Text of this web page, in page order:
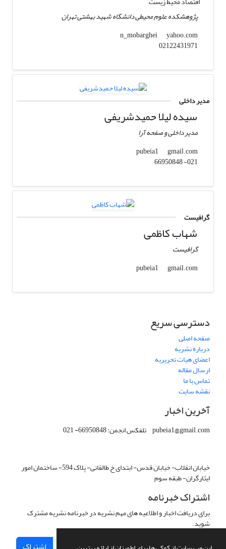
پژوهشکده علوم محیطی دانشگاه شهید بهشتی تهران
n_mobarghei
yahoo.com
مدیر داخلی
سیده لیلا حمیدشریفی
مدیر داخلی و صفحه آرا
pubeia1
gmail.com
گرافیست
شهاب کاظمی
گرافیست
pubeia1
gmail.com
دسترسی سریع
صفحه اصلی
درباره نشریه
اعضای هیات تحریریه
ارسال مقاله
تماس با ما
نقشه سایت
آخرین اخبار
pubeia1@gmail.com تلفکس انجمن: 66950848- 021
خیابان انقلاب- خیابان قدس- ابتدای خ طالقانی- پلاک 594- ساختمان امور
ایثارگران- طبقه سوم
اشتراک خبرنامه
برای دریافت اخبار و اطلاعیه های مهم نشریه در خبرنامه نشریه مشترک
شوید.